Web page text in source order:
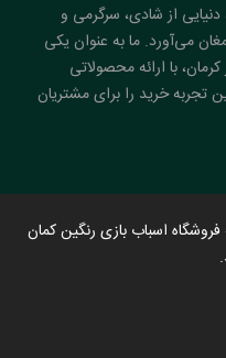
دنیایی از شادی، سرگرمی و
می‌آورد. ما به عنوان یکی
با ارائه محصولاتی
تجربه خرید را برای مشتریان
اسباب بازی رنگین کمان